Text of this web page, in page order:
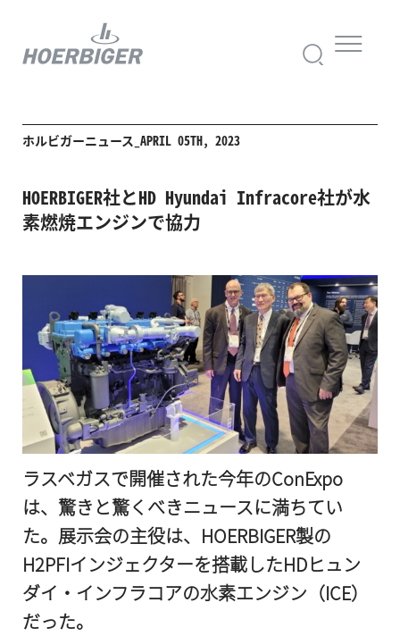
ホルビガーニュース_APRIL 05TH, 2023
HOERBIGER社とHD Hyundai Infracore社が水
素燃焼エンジンで協力
ラスベガスで開催された今年のConExpo
は、驚きと驚くべきニュースに満ちてい
た。展示会の主役は、HOERBIGER製の
H2PFIインジェクターを搭載したHDヒュン
ダイ・インフラコアの水素エンジン（ICE）
だった。